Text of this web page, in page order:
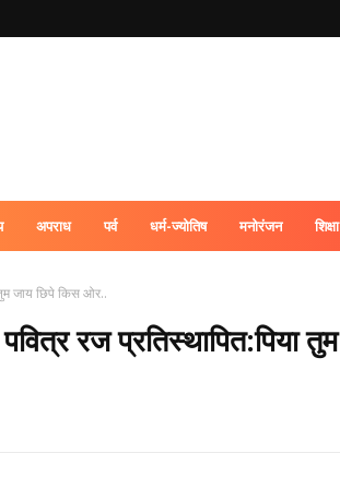
अपराध पर्व धर्म-ज्योतिष मनोरंजन शिक्षा
तुम जाय छिपे किस ओर..
रज प्रतिस्थापित:पिया तुम